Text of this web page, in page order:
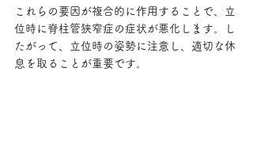
これらの要因が複合的に作用することで、立
位時に脊柱管狭窄症の症状が悪化します。し
たがって、立位時の姿勢に注意し、適切な休
息を取ることが重要です。